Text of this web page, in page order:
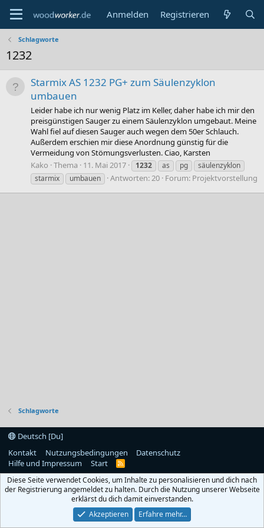
Anmelden Registrieren
Schlagworte
1232
Starmix AS 1232 PG+ zum Säulenzyklon
umbauen
Leider habe ich nur wenig Platz im Keller, daher habe ich mir den
preisgünstigen Sauger zu einem Säulenzyklon umgebaut. Meine
Wahl fiel auf diesen Sauger auch wegen dem 50er Schlauch.
Außerdem erschien mir diese Anordnung günstig für die
Vermeidung von Stömungsverlusten. Ciao, Karsten
Kako Thema 11. Mai 2017 1232 as pg
säulenzyklon
starmix
umbauen Antworten: 20 Forum: Projektvorstellung
Schlagworte
Deutsch [Du]
Kontakt
Nutzungsbedingungen
Datenschutz
Hilfe und Impressum
Start
R
S
Diese Seite verwendet Cookies, um Inhalte zu personalisieren und dich nach
der Registrierung angemeldet zu halten. Durch die Nutzung unserer Webseite
erklärst du dich damit einverstanden.
Akzeptieren
Erfahre mehr…